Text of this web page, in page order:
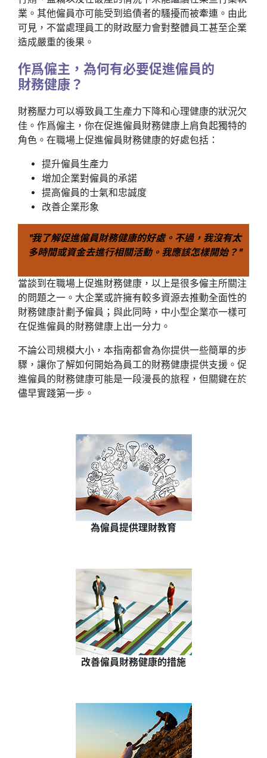
業。其他僱員亦可能受到追債者的騷擾而被牽連。由此
可見，不當處理員工的財政壓力會對整體員工甚至企業
造成嚴重的後果。
作爲僱主，為何有必要促進僱員的
財務健康？
財務壓力可以導致員工生產力下降和心理健康的狀況欠
佳。作爲僱主，你在促進僱員財務健康上肩負起獨特的
角色。在職場上促進僱員財務健康的好處包括：
提升僱員生產力
增加企業對僱員的承諾
提高僱員的士氣和忠誠度
改善企業形象
"我了解促進僱員財務健康的好處。不過，我沒有太
多時間或資金去進行相關活動。我應該怎樣開始？"
當談到在職場上促進財務健康，以上是很多僱主所關注
的問題之一。大企業或許擁有較多資源去推動全面性的
財務健康計劃予僱員；與此同時，中小型企業亦一樣可
在促進僱員的財務健康上出一分力。
不論公司規模大小，本指南都會為你提供一些簡單的步
驟，讓你了解如何開始為員工的財務健康提供支援。促
進僱員的財務健康可能是一段漫長的旅程，但關鍵在於
儘早實踐第一步。
為僱員提供理財教育
改善僱員財務健康的措施